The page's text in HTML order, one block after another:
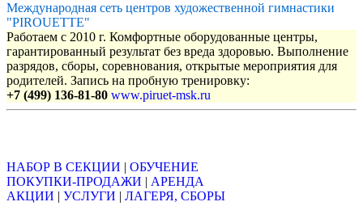
Международная сеть центров художественной гимнастики
"PIROUETTE"
Работаем с 2010 г. Комфортные оборудованные центры,
гарантированный результат без вреда здоровью. Выполнение
разрядов, сборы, соревнования, открытые мероприятия для
родителей. Запись на пробную тренировку:
+7 (499) 136-81-80 www.piruet-msk.ru
НАБОР В СЕКЦИИ | ОБУЧЕНИЕ
ПОКУПКИ-ПРОДАЖИ | АРЕНДА
АКЦИИ | УСЛУГИ | ЛАГЕРЯ, СБОРЫ